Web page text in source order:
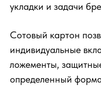
укладки и задачи
Сотовый картон
индивидуальные
ложементы,
определенный